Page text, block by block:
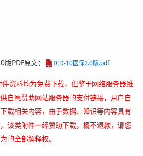
PDF原文： ICD-10医保2.0版.pdf
件资料均为免费下载，但鉴于网络服务器维
自愿赞助网站服务器的支付链接，用户自
载相关内容，由于数据、知识等内容具有
该类附件一经赞助下载，概不退款，请您
的全部解释权。